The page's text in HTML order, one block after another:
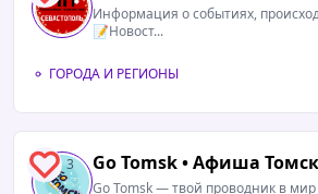
08.08.2026 / 11:08
Банки начнут мониторить
правило заработает с 1 марта:
приостановить подозрительную
Информация о событиях,
📝Новост...
ГОРОДА И РЕГИОНЫ
3 Go Tomsk • Афиша Томск
Go Tomsk — твой проводник в